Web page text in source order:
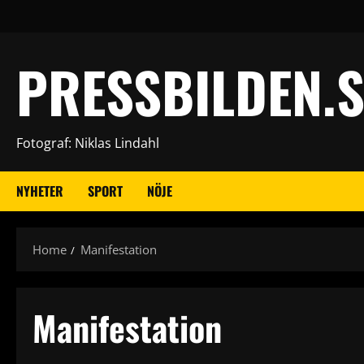
Fotograf: Niklas Lindahl
NYHETER SPORT NÖJE
Home Manifestation
Manifestation